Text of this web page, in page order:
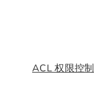
ACL 权限控制